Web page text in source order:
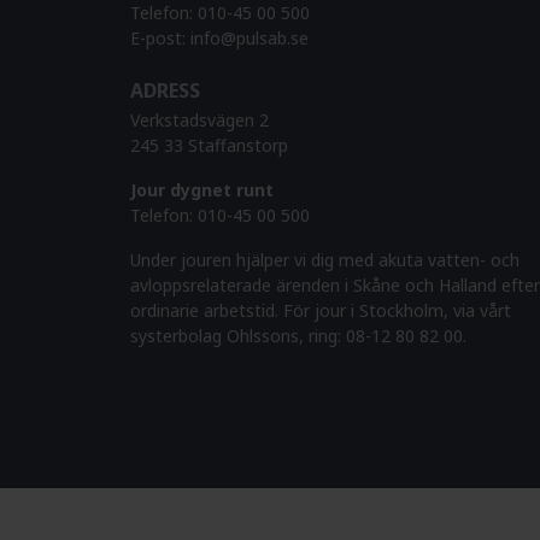
Telefon: 010-45 00 500
E-post: info@pulsab.se
ADRESS
Verkstadsvägen 2
245 33 Staffanstorp
Jour dygnet runt
Telefon: 010-45 00 500
Under jouren hjälper vi dig med akuta vatten- och
avloppsrelaterade ärenden i Skåne och Halland efter
ordinarie arbetstid. För jour i Stockholm, via vårt
systerbolag Ohlssons, ring: 08-12 80 82 00.